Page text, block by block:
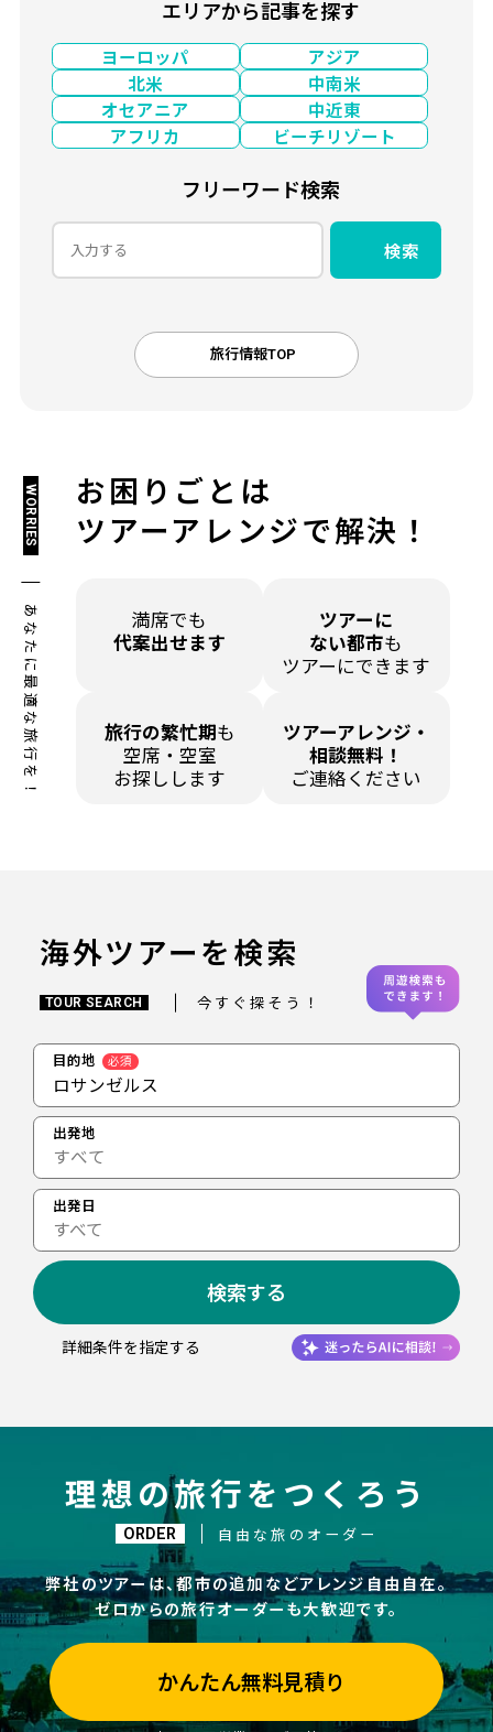
エリアから記事を探す
ヨーロッパ
アジア
北米
中南米
オセアニア
中近東
アフリカ
ビーチリゾート
フリーワード検索
検索
旅行情報TOP
お困りごとは
ツアーアレンジで解決！
WORRIES
あなたに最適な旅行を！
満席でも
代案出せます
ツアーに
ない都市も
ツアーにできます
旅行の繁忙期 も
空席・空室
お探しします
ツアーアレンジ・
相談無料！
ご連絡ください
海外ツアーを検索
TOUR SEARCH 今すぐ探そう！
目的地 必須
ロサンゼルス
出発地
出発日
すべて
検索する
詳細条件を指定する
理想の旅行をつくろう
ORDER 自由な旅のオーダー
弊社のツアーは、都市の追加などアレンジ自由自在。
ゼロからの旅行オーダーも大歓迎です。
かんたん無料見積り